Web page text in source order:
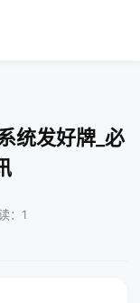
统发好牌_必
：1